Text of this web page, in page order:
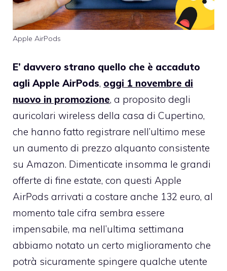
Apple AirPods
E’ davvero strano quello che è accaduto
agli Apple AirPods, oggi 1 novembre di
nuovo in promozione, a proposito degli
auricolari wireless della casa di Cupertino,
che hanno fatto registrare nell’ultimo mese
un aumento di prezzo alquanto consistente
su Amazon. Dimenticate insomma le grandi
offerte di fine estate, con questi Apple
AirPods arrivati a costare anche 132 euro, al
momento tale cifra sembra essere
impensabile, ma nell’ultima settimana
abbiamo notato un certo miglioramento che
potrà sicuramente spingere qualche utente